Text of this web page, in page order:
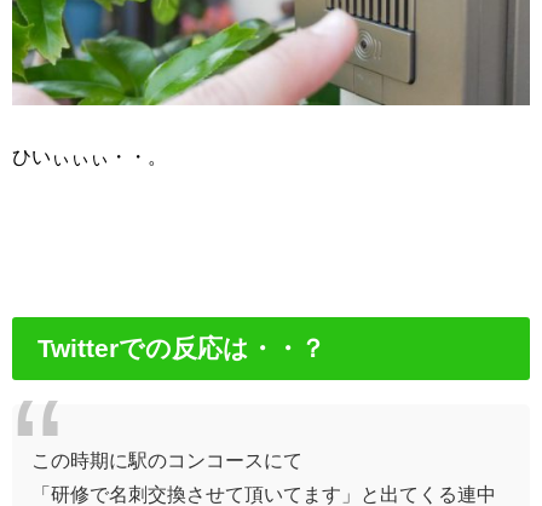
ひいぃぃぃ・・。
Twitterでの反応は・・？
この時期に駅のコンコースにて
「研修で名刺交換させて頂いてます」と出てくる連中